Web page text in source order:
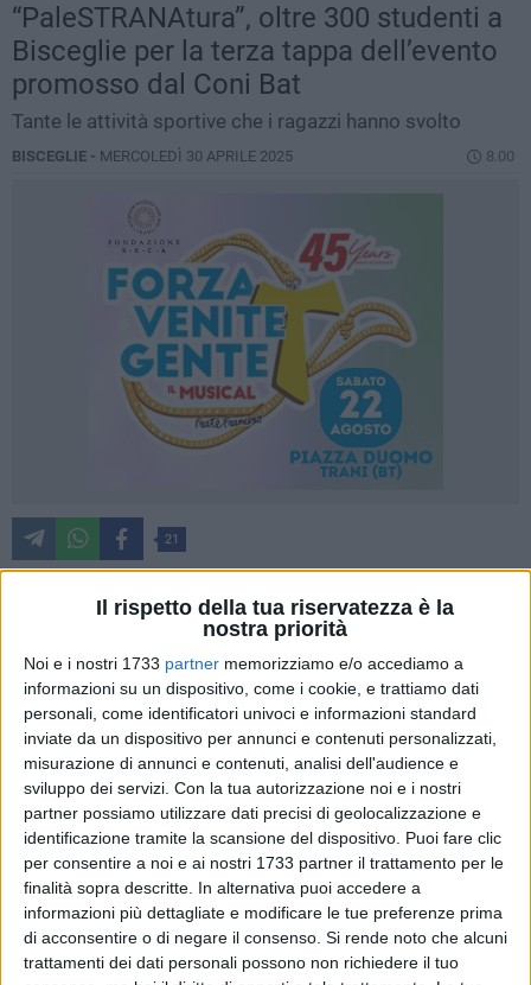
Il rispetto della tua riservatezza è la
nostra priorità
Noi e i nostri 1733 partner memorizziamo e/o accediamo a
informazioni su un dispositivo, come i cookie, e trattiamo dati
personali, come identificatori univoci e informazioni standard
inviate da un dispositivo per annunci e contenuti personalizzati,
misurazione di annunci e contenuti, analisi dell'audience e
sviluppo dei servizi. Con la tua autorizzazione noi e i nostri
partner possiamo utilizzare dati precisi di geolocalizzazione e
identificazione tramite la scansione del dispositivo. Puoi fare clic
per consentire a noi e ai nostri 1733 partner il trattamento per le
finalità sopra descritte. In alternativa puoi accedere a
informazioni più dettagliate e modificare le tue preferenze prima
di acconsentire o di negare il consenso. Si rende noto che alcuni
trattamenti dei dati personali possono non richiedere il tuo
“PaleSTRANAtura”, oltre 300 studenti a
Bisceglie per la terza tappa dell’evento
promosso dal Coni Bat
Tante le attività sportive che i ragazzi hanno svolto
BISCEGLIE - MERCOLEDÌ 30 APRILE 2025 8.00
21
Una giornata all'insegna dello sport, della natura e della
memoria collettiva ha animato il Casale di Zappino a
Bisceglie, che ha ospitato la terza tappa del progetto
"PaleSTRANAtura", promosso dal Coni Bate dedicato alla
valorizzazione del territorio attraverso l'attività fisica e la
cultura.
Ben 330 studenti, provenienti da cinque scuole primarie della
provincia - l'Istituto Comprensivo "Don Bosco-Battisti-
Ferraris", l'Istituto Comprensivo "Don Uva-Battisti-Ferraris", il
Primo Circolo Didattico "De Amicis", il Secondo Circolo
"Caputi" di Bisceglie e l'Istituto Comprensivo "Pietro Mennea"
di Barletta – si sono cimentati in un fitto programma di